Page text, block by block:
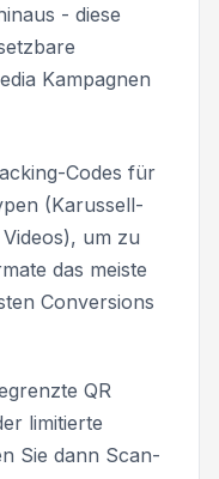
- diese
Kampagnen
Codes für
(Karussell-
um zu
das meiste
Conversions
QR
limitierte
Sie dann Scan-